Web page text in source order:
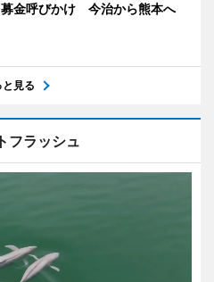
金呼びかけ 今治から熊本へ
と見る
フラッシュ